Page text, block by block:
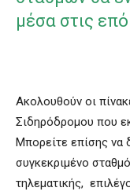
μέσα στις
Ακολουθούν οι
Σιδηρόδρομου που
Μπορείτε επίσης να
συγκεκριμένο
τηλεματικής,